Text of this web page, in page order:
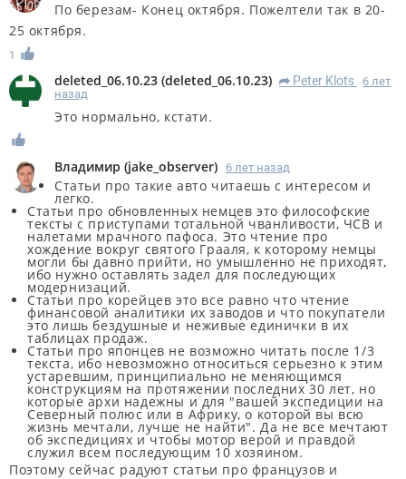
По березам- Конец октября. Пожелтели так в 20-
25 октября.
1
deleted_06.10.23 (deleted_06.10.23) R Peter Klots
6 лет
назад
Это нормально, кстати.
Владимир (jake_observer) 6 лет назад
Статьи про такие авто читаешь с интересом и
легко.
Статьи про обновленных немцев это философские
тексты с приступами тотальной чванливости, ЧСВ и
налетами мрачного пафоса. Это чтение про
хождение вокруг святого Грааля, к которому немцы
могли бы давно прийти, но умышленно не приходят,
ибо нужно оставлять задел для последующих
модернизаций.
Статьи про корейцев это все равно что чтение
финансовой аналитики их заводов и что покупатели
это лишь бездушные и неживые единички в их
таблицах продаж.
Статьи про японцев не возможно читать после 1/3
текста, ибо невозможно относиться серьезно к этим
устаревшим, принципиально не меняющимся
конструкциям на протяжении последних 30 лет, но
которые архи надежны и для "вашей экспедиции на
Северный полюс или в Африку, о которой вы всю
жизнь мечтали, лучше не найти". Да не все мечтают
об экспедициях и чтобы мотор верой и правдой
служил всем последующим 10 хозяином.
Поэтому сейчас радуют статьи про французов и